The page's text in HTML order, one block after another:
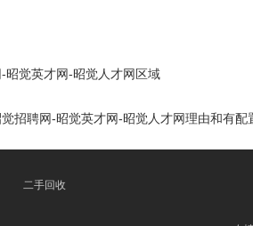
昭觉英才网-昭觉人才网区域
招聘网-昭觉英才网-昭觉人才网理由和有配
二手回收